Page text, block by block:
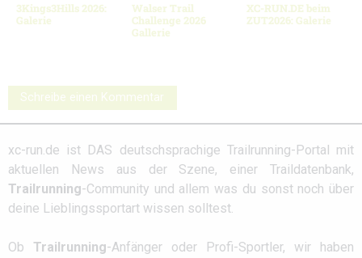
3Kings3Hills 2026:
Galerie
Walser Trail
Challenge 2026
Gallerie
XC-RUN.DE beim
ZUT2026: Galerie
Schreibe einen Kommentar
xc-run.de ist DAS deutschsprachige Trailrunning-Portal mit
aktuellen News aus der Szene, einer Traildatenbank,
Trailrunning-Community und allem was du sonst noch über
deine Lieblingssportart wissen solltest.
Ob Trailrunning-Anfänger oder Profi-Sportler, wir haben